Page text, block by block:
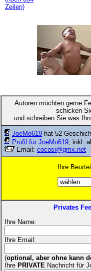
Zeilen)
Autoren möchten gerne
schicken
und schreiben Sie was
JoeMo619 hat 52
Profil für JoeMo619, inkl.
Email: cocosi@gmx.net
Ihre
Privates
Ihre Name:
Ihre Email:
(optional, aber ohne kann
Ihre PRIVATE Nachricht für